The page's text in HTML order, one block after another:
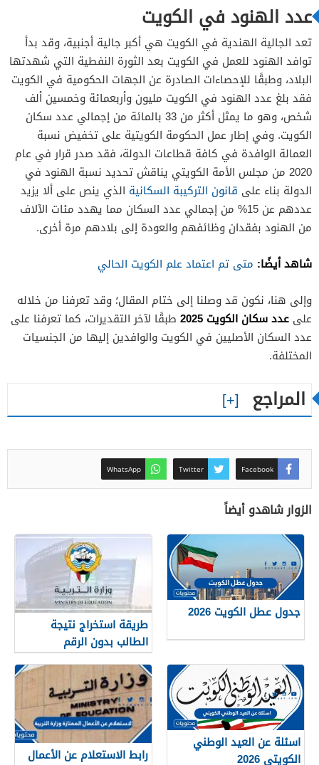
عدد الهنود في الكويت
تعد الجالية الهندية في الكويت هي أكبر جالية أجنبية، وقد بدأ
توافد الهنود للعمل في الكويت بعد الثورة النفطية التي شهدتها
البلاد، وطبقًا للإحصاءات الصادرة عن الجهات الحكومية في الكويت
فقد بلغ عدد الهنود في الكويت مليون وأربعمائة وخمسين ألف
شخص، وهو ما يمثل أكثر من 33 بالمائة من إجمالي عدد سكان
الكويت. وفي إطار عمل الحكومة الكويتية على تخفيض نسبة
العمالة الوافدة في كافة قطاعات الدولة، فقد صدر قرار في عام
2020 من مجلس الأمة الكويتي يناقش تحديد نسبة الهنود في
الدولة بناء على قانون التركيبة السكانية الذي ينص على ألا يزيد
عددهم عن 15% من إجمالي عدد السكان مما يهدد مئات الآلاف
من الهنود بفقدان وظائفهم والعودة إلى بلادهم مرة أخرى.
شاهد أيضًا: متى تم اعتماد علم الكويت الحالي
وإلى هنا، نكون قد وصلنا إلى ختام المقال؛ وقد تعرفنا من خلاله
على عدد سكان الكويت 2025
طبقًا لآخر التقديرات، كما تعرفنا على
عدد السكان الأصليين في الكويت والوافدين إليها من الجنسيات
المختلفة.
المراجع
Facebook
Twitter
WhatsApp
الزوار شاهدو أيضاً
جدول عطل الكويت 2026
طريقة استخراج نتيجة
الطالب بدون الرقم
التسلسلي في الكويت
اسئلة عن العيد الوطني
الكويتي 2026
رابط الاستعلام عن الأعمال